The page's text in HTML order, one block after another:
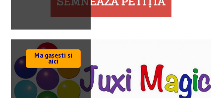
Ma gasesti si
aici